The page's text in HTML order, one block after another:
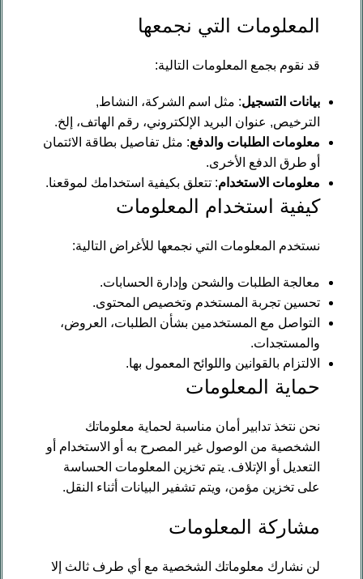
المعلومات التي نجمعها
قد نقوم بجمع المعلومات التالية:
بيانات التسجيل: مثل اسم الشركة، النشاط,
الترخيص, عنوان البريد الإلكتروني، رقم الهاتف، إلخ.
معلومات الطلبات والدفع: مثل تفاصيل بطاقة الائتمان
أو طرق الدفع الأخرى.
معلومات الاستخدام: تتعلق بكيفية استخدامك لموقعنا.
كيفية استخدام المعلومات
نستخدم المعلومات التي نجمعها للأغراض التالية:
معالجة الطلبات والشحن وإدارة الحسابات.
تحسين تجربة المستخدم وتخصيص المحتوى.
التواصل مع المستخدمين بشأن الطلبات، العروض،
والمستجدات.
الالتزام بالقوانين واللوائح المعمول بها.
حماية المعلومات
نحن نتخذ تدابير أمان مناسبة لحماية معلوماتك
الشخصية من الوصول غير المصرح به أو الاستخدام أو
التعديل أو الإتلاف. يتم تخزين المعلومات الحساسة
على تخزين مؤمن، ويتم تشفير البيانات أثناء النقل.
مشاركة المعلومات
لن نشارك معلوماتك الشخصية مع أي طرف ثالث إلا